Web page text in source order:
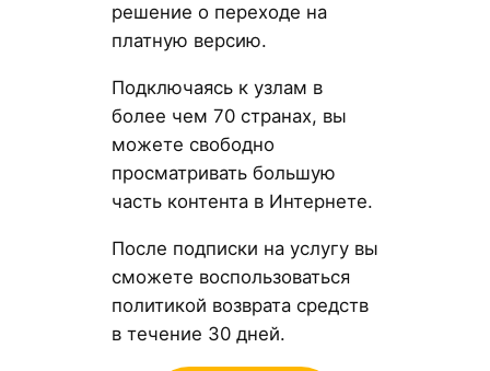
решение о переходе на
платную версию.
Подключаясь к узлам в
более чем 70 странах, вы
можете свободно
просматривать большую
часть контента в Интернете.
После подписки на услугу вы
сможете воспользоваться
политикой возврата средств
в течение 30 дней.